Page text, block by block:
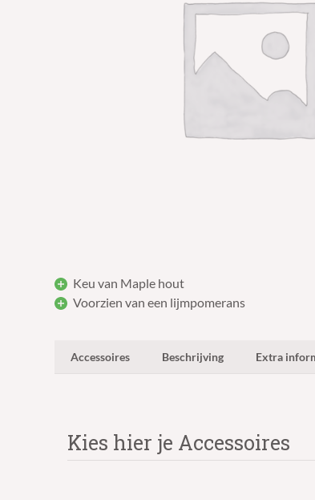
Keu van Maple hout
Voorzien van een lijmpomerans
Accessoires Beschrijving Extra
Kies hier je Accessoires